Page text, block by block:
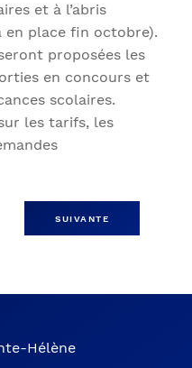
et à l’abris
en place fin octobre).
proposées les
en concours et
scolaires.
les tarifs, les
SUIVANTE